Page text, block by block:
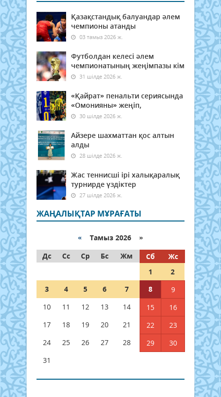
Қазақстандық балуандар әлем
чемпионы атанды
03 тамыз 2026 ж.
Футболдан келесі әлем
чемпионатының жеңімпазы кім
31 шілде 2026 ж.
«Қайрат» пенальти сериясында
«Омонияны» жеңіп,
30 шілде 2026 ж.
Айзере шахматтан қос алтын
алды
28 шілде 2026 ж.
Жас теннисші ірі халықаралық
турнирде үздіктер
27 шілде 2026 ж.
ЖАҢАЛЫҚТАР МҰРАҒАТЫ
« Тамыз 2026 »
Дс
Сс Ср Бс Жм Сб
Жс
1
2
3
4 5 6 7 8
9
10
11 12 13 14 15
16
17
18 19 20 21 22
23
24
25 26 27 28 29
30
31